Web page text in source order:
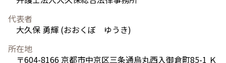
代表者
大久保 勇輝 (おおくぼ ゆうき)
所在地
〒604-8166 京都市中京区三条通烏丸西入御倉町85-1 Ｋ